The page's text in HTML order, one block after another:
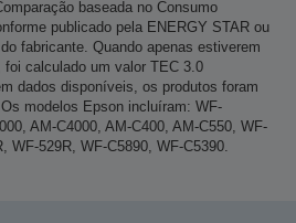
baseada no Consumo
publicado pela ENERGY STAR ou
fabricante. Quando apenas estiverem
calculado um valor TEC 3.0
dados disponíveis, os produtos foram
modelos Epson incluíram: WF-
AM-C4000, AM-C400, AM-C550, WF-
WF-529R, WF-C5890, WF-C5390.